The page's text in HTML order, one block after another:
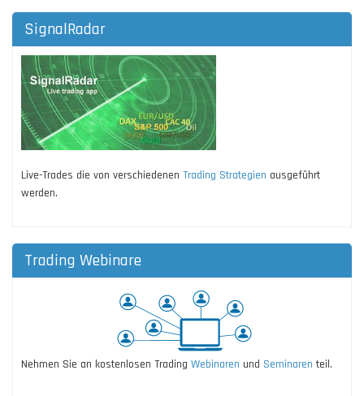
SignalRadar
Live-Trades die von verschiedenen Trading Strategien ausgeführt
werden.
Trading Webinare
Nehmen Sie an kostenlosen Trading Webinaren und Seminaren teil.